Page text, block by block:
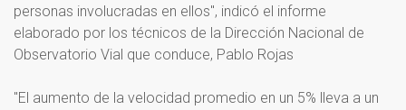
personas involucradas en ellos", indicó el informe
elaborado por los técnicos de la Dirección Nacional de
Observatorio Vial que conduce, Pablo Rojas
"El aumento de la velocidad promedio en un 5% lleva a un